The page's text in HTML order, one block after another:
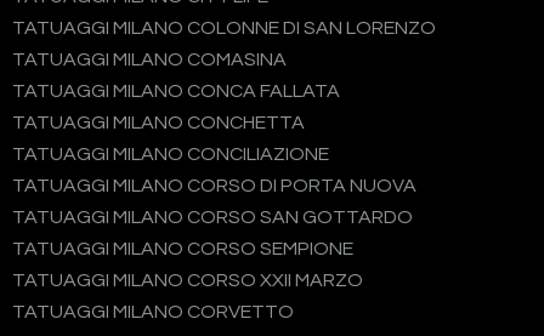
TATUAGGI MILANO COLONNE DI SAN LORENZO
TATUAGGI MILANO COMASINA
TATUAGGI MILANO CONCA FALLATA
TATUAGGI MILANO CONCHETTA
TATUAGGI MILANO CONCILIAZIONE
TATUAGGI MILANO CORSO DI PORTA NUOVA
TATUAGGI MILANO CORSO SAN GOTTARDO
TATUAGGI MILANO CORSO SEMPIONE
TATUAGGI MILANO CORSO XXII MARZO
TATUAGGI MILANO CORVETTO